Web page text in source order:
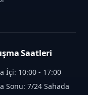
Saatleri
İçi: 10:00 - 17:00
Sonu: 7/24 Sahada